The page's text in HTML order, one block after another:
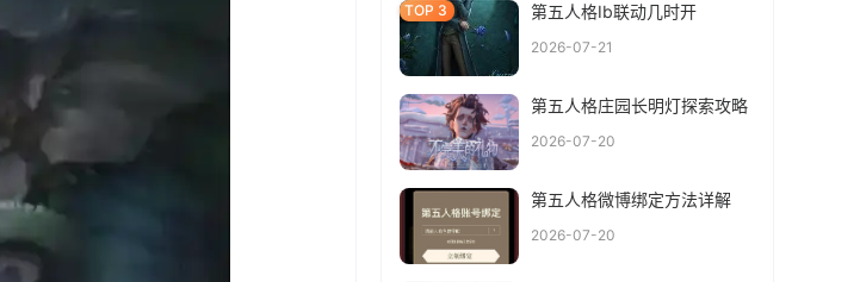
第五人格Ib联动几时开
2026-07-21
第五人格庄园长明灯探索攻略
2026-07-20
第五人格微博绑定方法详解
2026-07-20